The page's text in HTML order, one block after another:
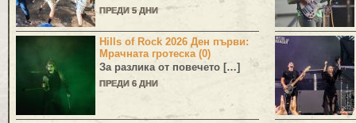
ПРЕДИ 5 ДНИ
Hills of Rock 2026 Ден първи:
Мрачната гротеска (0)
За разлика от повечето […]
ПРЕДИ 6 ДНИ